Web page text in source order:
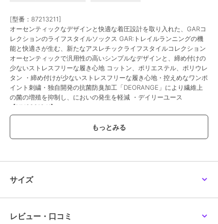
[型番：87213211]
オーセンティックなデザインと快適な着圧設計を取り入れた、GARコ
レクションのライフスタイルソックス GAR:トレイルランニングの機
能と快適さが生む、新たなアスレチックライフスタイルコレクション
オーセンティックで汎用性の高いシンプルなデザインと、締め付けの
少ないストレスフリーな履き心地 コットン、ポリエステル、ポリウレ
タン ・締め付けが少ないストレスフリーな履き心地・控えめなワンポ
イント刺繍・独自開発の抗菌防臭加工「DEORANGE」により繊維上
の菌の増殖を抑制し、においの発生を軽減 ・デイリーユース
【NN82619 K】
ブランド ザ・ノース・フェイス
サイズ
レビュー・口コミ